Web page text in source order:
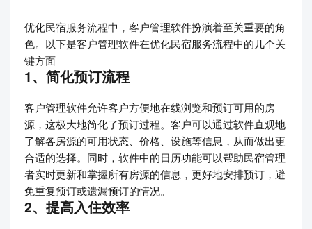
优化民宿服务流程中，客户管理软件扮演着至关重要的角
色。以下是客户管理软件在优化民宿服务流程中的几个关
键方面
1、简化预订流程
客户管理软件允许客户方便地在线浏览和预订可用的房
源，这极大地简化了预订过程。客户可以通过软件直观地
了解各房源的可用状态、价格、设施等信息，从而做出更
合适的选择。同时，软件中的日历功能可以帮助民宿管理
者实时更新和掌握所有房源的信息，更好地安排预订，避
免重复预订或遗漏预订的情况。
2、提高入住效率